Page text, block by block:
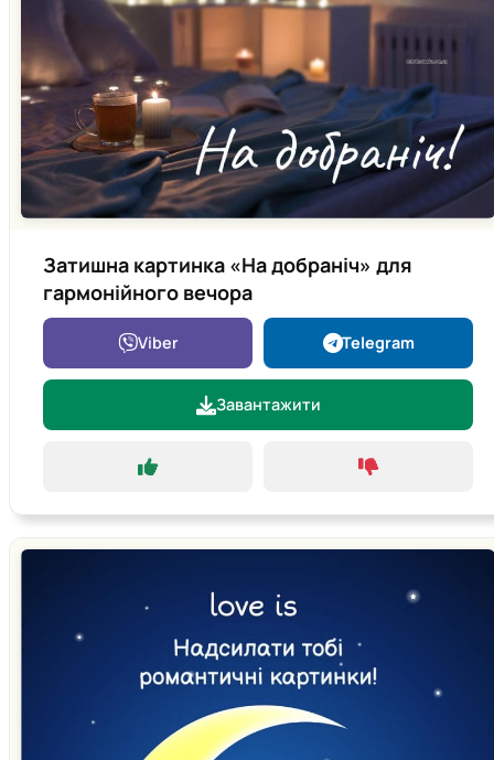
Затишна картинка «На добраніч» для
гармонійного вечора
Viber Telegram
Завантажити